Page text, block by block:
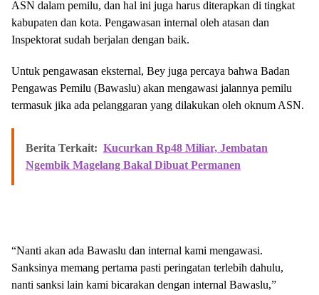
ASN dalam pemilu, dan hal ini juga harus diterapkan di tingkat
kabupaten dan kota. Pengawasan internal oleh atasan dan
Inspektorat sudah berjalan dengan baik.
Untuk pengawasan eksternal, Bey juga percaya bahwa Badan
Pengawas Pemilu (Bawaslu) akan mengawasi jalannya pemilu
termasuk jika ada pelanggaran yang dilakukan oleh oknum ASN.
Berita Terkait: Kucurkan Rp48 Miliar, Jembatan
Ngembik Magelang Bakal Dibuat Permanen
“Nanti akan ada Bawaslu dan internal kami mengawasi.
Sanksinya memang pertama pasti peringatan terlebih dahulu,
nanti sanksi lain kami bicarakan dengan internal Bawaslu,”